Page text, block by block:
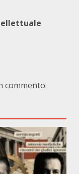
commento.